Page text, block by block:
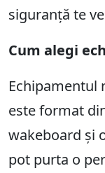
siguranță te
Cum alegi
Echipamentul
este format
wakeboard și
pot purta o